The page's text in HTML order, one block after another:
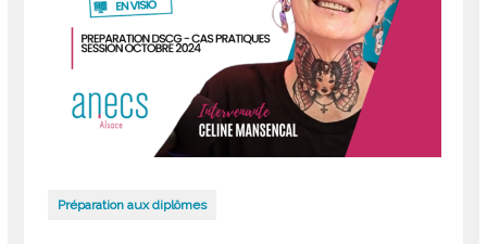
Préparation aux diplômes